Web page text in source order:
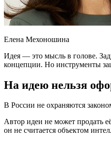
Елена Мехоношина
Идея — это мысль в голове.
концепции. Но инструменты
На идею нельзя
В России не охраняются
Автор идеи не может продать
он не считается объектом